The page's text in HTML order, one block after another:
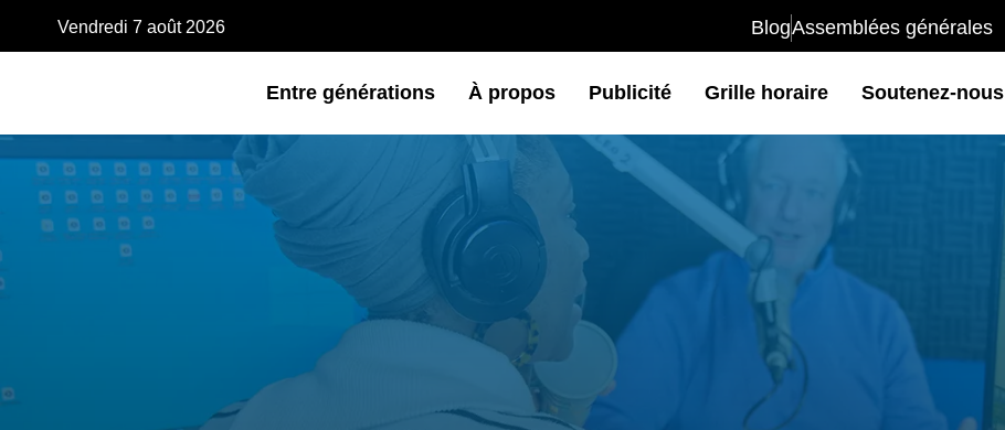
Vendredi 7 août 2026 BlogAssemblées générales
Entre générations À propos Publicité Grille horaire Soutenez-nous